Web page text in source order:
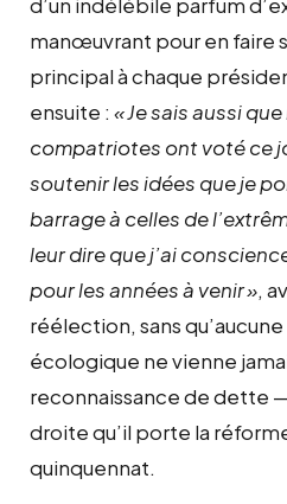
manœuvrant pour en faire
principal à chaque
ensuite : «Je sais aussi
compatriotes ont voté ce
soutenir les idées que je
barrage à celles de
leur dire que j’ai
pour les années à venir»,
réélection, sans
écologique ne vienne
reconnaissance de dette
droite qu’il porte la
quinquennat.